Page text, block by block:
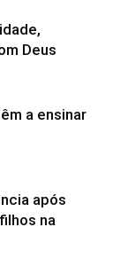
Deus
a ensinar
após
na